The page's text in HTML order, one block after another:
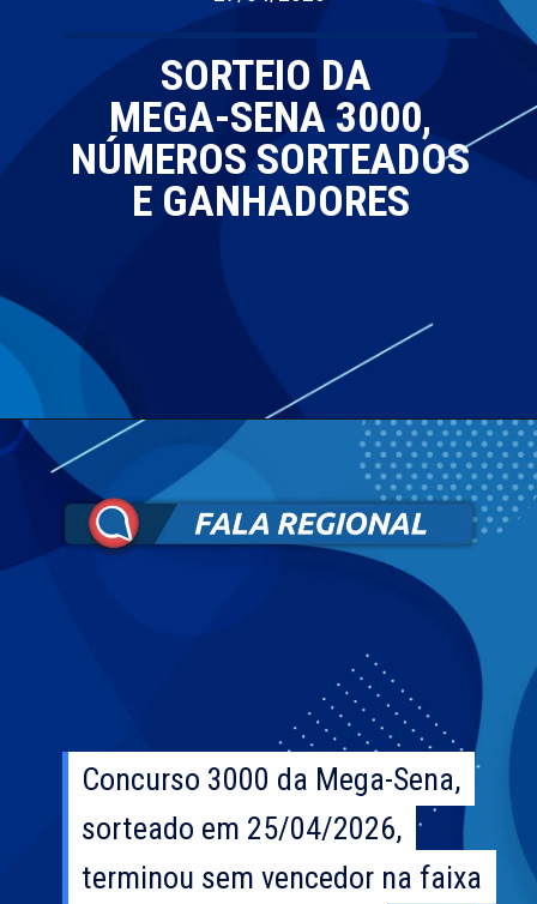
SORTEIO DA
MEGA-SENA 3000,
NÚMEROS SORTEADOS
E GANHADORES
Concurso 3000 da Mega-Sena,
sorteado em 25/04/2026,
terminou sem vencedor na faixa
Concurso 3000 da Mega-Sena,
sorteado em 25/04/2026,
terminou sem vencedor na faixa